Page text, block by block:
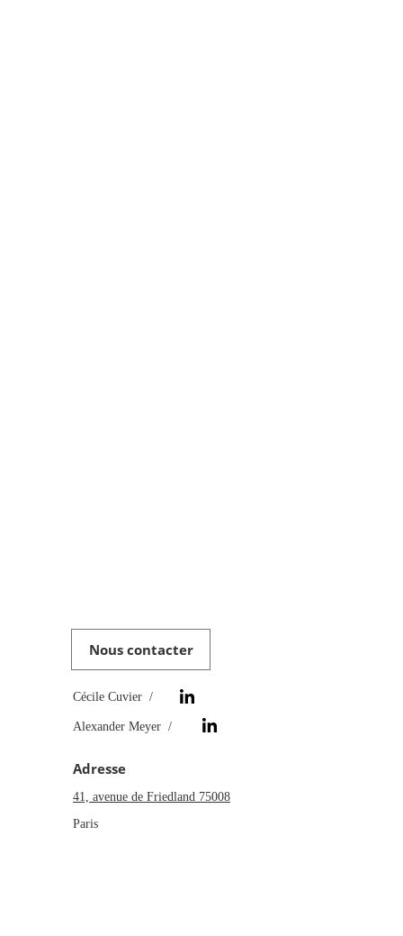
Cécile Cuvier  /
Nous contacter
Alexander Meyer  /
Adresse
41, avenue de Friedland 75008
Paris